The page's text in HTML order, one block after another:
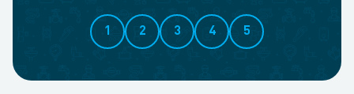
1 2 3 4 5